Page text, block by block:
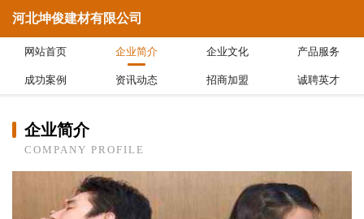
河北坤俊建材有限公司
网站首页 企业简介 企业文化 产品服务
成功案例 资讯动态 招商加盟 诚聘英才
企业简介
COMPANY PROFILE